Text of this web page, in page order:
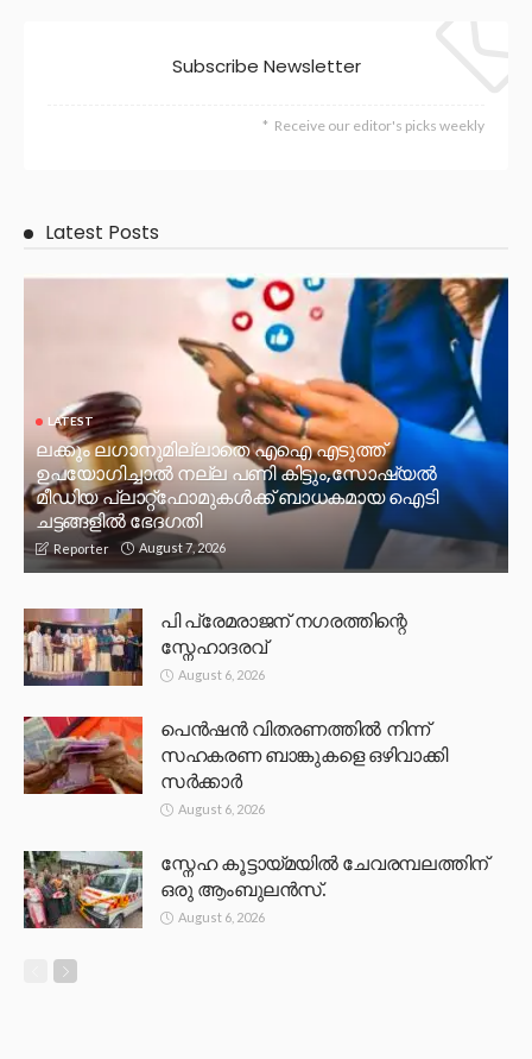
Subscribe Newsletter
Receive our editor's picks weekly
Latest Posts
LATEST
ലക്കും ലഗാനുമില്ലാതെ എഐ എടുത്ത്
ഉപയോഗിച്ചാല്‍ നല്ല പണി കിട്ടും,സോഷ്യല്‍
മീഡിയ പ്ലാറ്റ്‌ഫോമുകള്‍ക്ക് ബാധകമായ ഐടി
ചട്ടങ്ങളില്‍ ഭേദഗതി
Reporter August 7, 2026
പി പ്രേമരാജന് നഗരത്തിന്റെ
സ്നേഹാദരവ്
August 6, 2026
പെൻഷൻ വിതരണത്തിൽ നിന്ന്
സഹകരണ ബാങ്കുകളെ ഒഴിവാക്കി
സർക്കാർ
August 6, 2026
സ്നേഹ കൂട്ടായ്മയിൽ ചേവരമ്പലത്തിന്
ഒരു ആംബുലൻസ്.
August 6, 2026